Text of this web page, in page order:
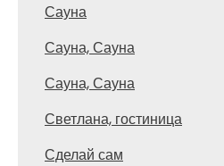
Сауна
Сауна, Сауна
Сауна, Сауна
Светлана, гостиница
Сделай сам